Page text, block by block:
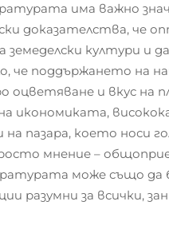
има важно
доказателства, че
култури и
че поддържането на
оцветяване и вкус на
икономиката,
пазара, което носи
мнение –
може също да
разумни за всички,